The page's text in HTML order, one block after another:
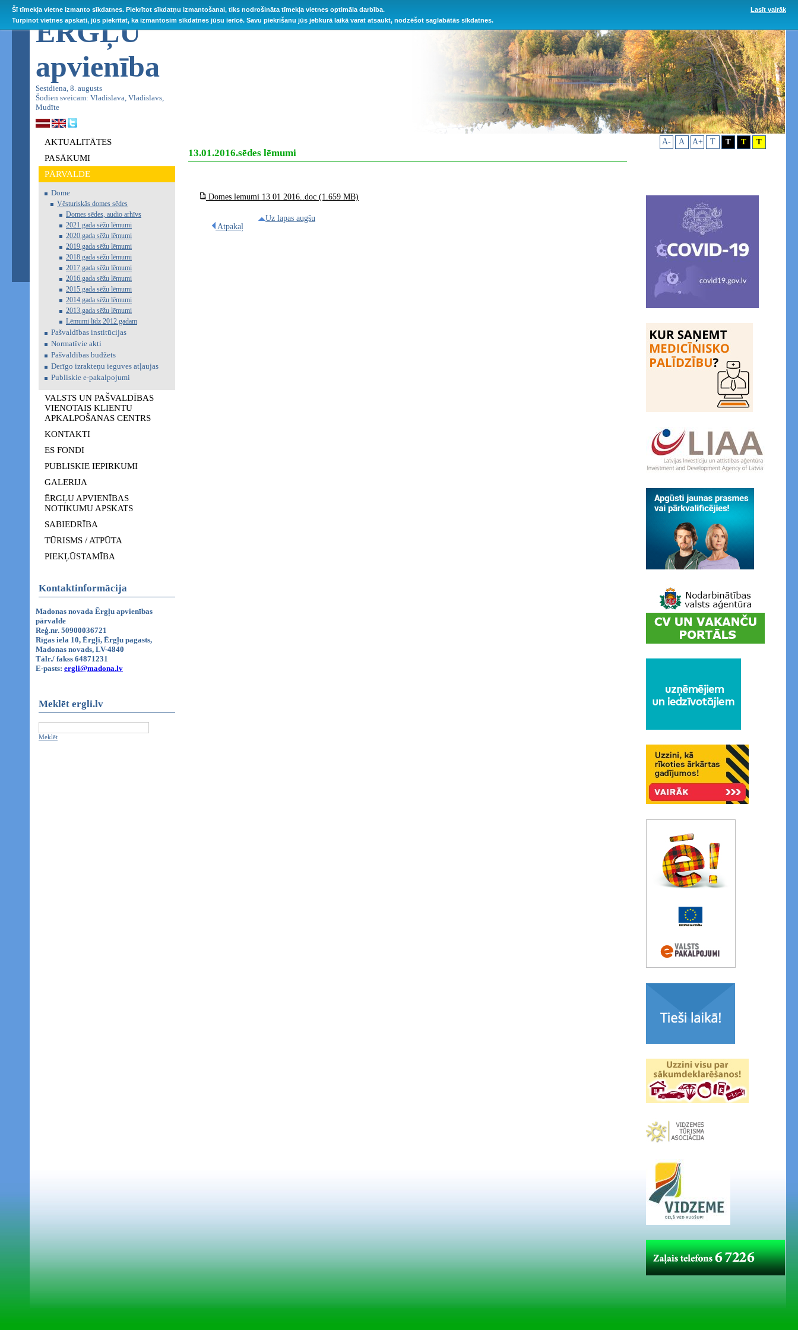
Šī tīmekļa vietne izmanto sīkdatnes. Piekrītot sīkdatņu izmantošanai, tiks nodrošināta tīmekļa vietnes optimāla darbība.
Turpinot vietnes apskati, jūs piekrītat, ka izmantosim sīkdatnes jūsu ierīcē. Savu piekrišanu jūs jebkurā laikā varat atsaukt, nodzēšot saglabātās sīkdatnes.
Lasīt vairāk
ĒRGĻU
apvienība
Sestdiena, 8. augusts
Šodien sveicam: Vladislava, Vladislavs,
Mudīte
AKTUALITĀTES
PASĀKUMI
PĀRVALDE
Dome
Vēsturiskās domes sēdes
Domes sēdes, audio arhīvs
2021.gada sēžu lēmumi
2020.gada sēžu lēmumi
2019.gada sēžu lēmumi
2018.gada sēžu lēmumi
2017.gada sēžu lēmumi
2016.gada sēžu lēmumi
2015.gada sēžu lēmumi
2014.gada sēžu lēmumi
2013.gada sēžu lēmumi
Lēmumi līdz 2012.gadam
Pašvaldības institūcijas
Normatīvie akti
Pašvaldības budžets
Derīgo izrakteņu ieguves atļaujas
Publiskie e-pakalpojumi
VALSTS UN PAŠVALDĪBAS
VIENOTAIS KLIENTU
APKALPOŠANAS CENTRS
KONTAKTI
ES FONDI
PUBLISKIE IEPIRKUMI
GALERIJA
ĒRGĻU APVIENĪBAS
NOTIKUMU APSKATS
SABIEDRĪBA
TŪRISMS / ATPŪTA
PIEKĻŪSTAMĪBA
Kontaktinformācija
Madonas novada Ērgļu apvienības
pārvalde
Reģ.nr. 50900036721
Rīgas iela 10, Ērgļi, Ērgļu pagasts,
Madonas novads, LV-4840
Tālr./ fakss 64871231
E-pasts: ergli@madona.lv
Meklēt ergli.lv
Meklēt
13.01.2016.sēdes lēmumi
Domes lemumi 13 01 2016..doc (1.659 MB)
Atpakaļ
Uz lapas augšu
A- A A+ T T T T